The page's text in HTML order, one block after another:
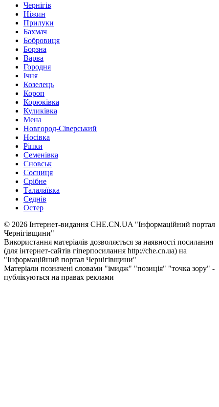
Чернігів
Ніжин
Прилуки
Бахмач
Бобровиця
Борзна
Варва
Городня
Ічня
Козелець
Короп
Корюківка
Куликівка
Мена
Новгород-Сіверський
Носівка
Ріпки
Семенівка
Сновськ
Сосниця
Срібне
Талалаївка
Седнів
Остер
© 2026 Інтернет-видання CHE.CN.UA "Інформаційний портал
Чернiгiвщини"
Використання матеріалів дозволяється за наявності посилання
(для інтернет-сайтів гіперпосилання http://che.cn.ua) на
"Інформаційний портал Чернiгiвщини"
Матеріали позначені словами "імидж" "позиція" "точка зору" -
публікуються на правах реклами